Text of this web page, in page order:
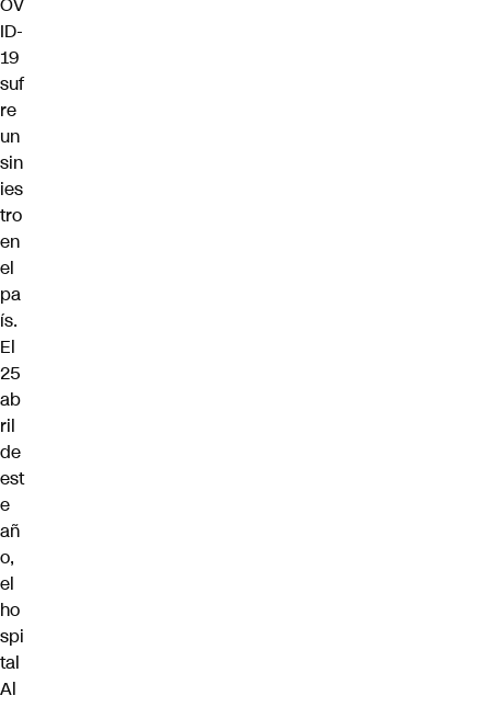
OV
ID-
19
suf
re
un
sin
ies
tro
en
el
pa
ís.
El
25
ab
ril
de
est
e
añ
o,
el
ho
spi
tal
Al